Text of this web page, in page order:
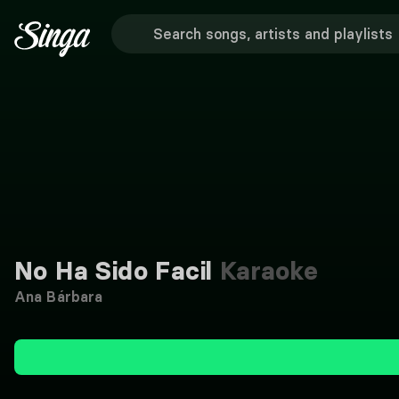
No Ha Sido Facil Karaoke
Ana Bárbara